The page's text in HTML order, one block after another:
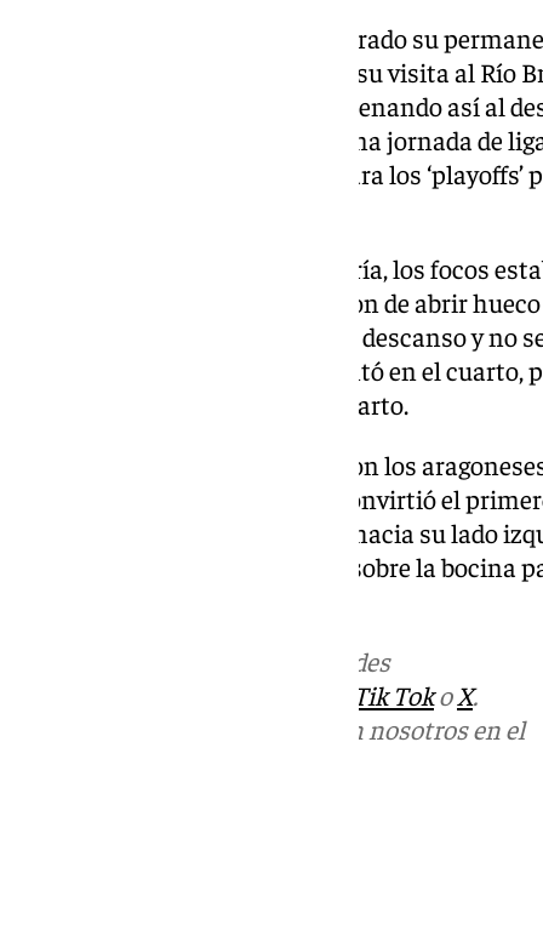
El Casademont Zaragoza ha logrado su
ganar este viernes por 94-95 en su visita al Río
la bocina de Marco Spissu, condenando así al
Canaria, durante una 34ª y última jornada de
Surne Bilbao el último billete para los
En la lucha por salvar la categoría, los focos
Lugo. Aunque los locales trataron de abrir
Zaragoza devolvió la igualdad al descanso y no
el tercer periodo. Incluso remontó en el cuarto,
avisando de un desenlace de infarto.
En los instantes finales volvieron los
Trae Bell-Haynes tiros libres; convirtió el
su propio rebote, abrió el balón hacia su lado
desde ahí Spissu clavó el triple sobre la bocina
en las redes
Tik TokoX.
Puedes ponerte en contacto con nosotros en el